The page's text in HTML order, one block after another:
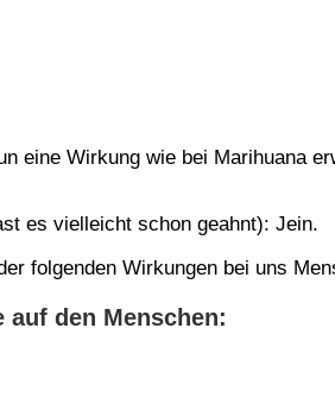
eine Wirkung wie bei Marihuana
es vielleicht schon geahnt): Jein.
folgenden Wirkungen bei uns
auf den Menschen: